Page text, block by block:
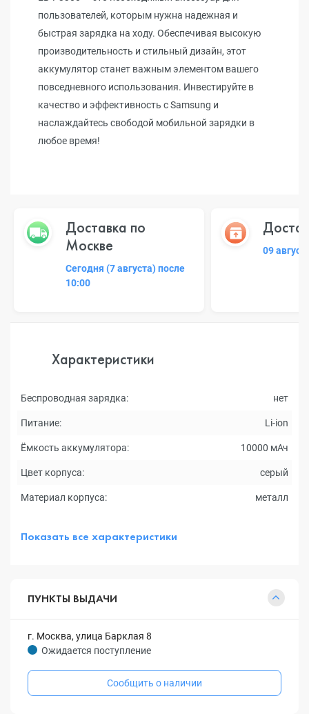
пользователей, которым нужна надежная и
быстрая зарядка на ходу. Обеспечивая высокую
производительность и стильный дизайн, этот
аккумулятор станет важным элементом вашего
повседневного использования. Инвестируйте в
качество и эффективность с Samsung и
наслаждайтесь свободой мобильной зарядки в
любое время!
Доставка по
Москве
Сегодня (7 августа) после
10:00
09
Характеристики
Беспроводная зарядка: нет
Питание: Li-ion
Ёмкость аккумулятора: 10000 мАч
Цвет корпуса: серый
Материал корпуса: металл
Показать все характеристики
ПУНКТЫ ВЫДАЧИ
г. Москва, улица Барклая 8
Ожидается поступление
Сообщить о наличии